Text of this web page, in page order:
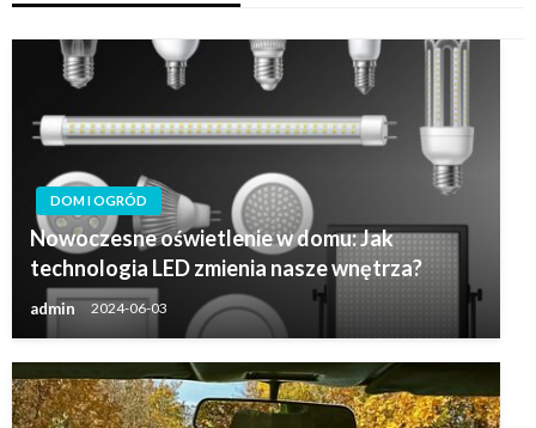
DOM I OGRÓD
Nowoczesne oświetlenie w domu: Jak
technologia LED zmienia nasze wnętrza?
admin 2024-06-03